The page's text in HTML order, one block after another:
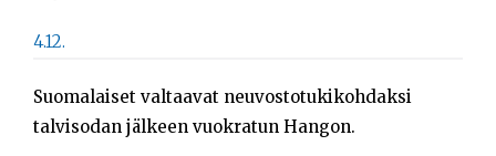
4.12.
Suomalaiset valtaavat neuvostotukikohdaksi
talvisodan jälkeen vuokratun Hangon.